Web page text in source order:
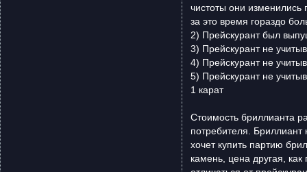
чистоты они изменились
за это время гораздо
2) Прейскурант был
3) Прейскурант не
4) Прейскурант не
5) Прейскурант не
1 карат
Стоимость бриллианта
потребителя. Бриллиант
хочет купить партию
камень, цена другая,